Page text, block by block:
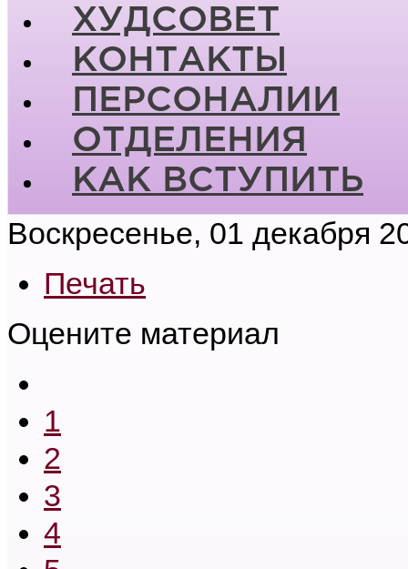
ХУДСОВЕТ
КОНТАКТЫ
ПЕРСОНАЛИИ
ОТДЕЛЕНИЯ
КАК ВСТУПИТЬ
Воскресенье, 01 декабря
Печать
Оцените материал
1
2
3
4